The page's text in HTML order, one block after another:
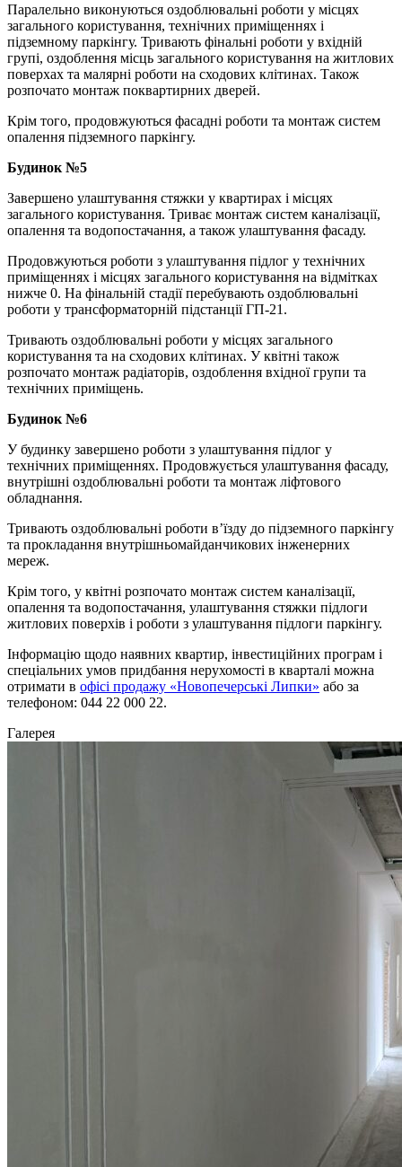
Паралельно виконуються оздоблювальні роботи у місцях
загального користування, технічних приміщеннях і
підземному паркінгу. Тривають фінальні роботи у вхідній
групі, оздоблення місць загального користування на житлових
поверхах та малярні роботи на сходових клітинах. Також
розпочато монтаж поквартирних дверей.
Крім того, продовжуються фасадні роботи та монтаж систем
опалення підземного паркінгу.
Будинок №5
Завершено улаштування стяжки у квартирах і місцях
загального користування. Триває монтаж систем каналізації,
опалення та водопостачання, а також улаштування фасаду.
Продовжуються роботи з улаштування підлог у технічних
приміщеннях і місцях загального користування на відмітках
нижче 0. На фінальній стадії перебувають оздоблювальні
роботи у трансформаторній підстанції ГП-21.
Тривають оздоблювальні роботи у місцях загального
користування та на сходових клітинах. У квітні також
розпочато монтаж радіаторів, оздоблення вхідної групи та
технічних приміщень.
Будинок №6
У будинку завершено роботи з улаштування підлог у
технічних приміщеннях. Продовжується улаштування фасаду,
внутрішні оздоблювальні роботи та монтаж ліфтового
обладнання.
Тривають оздоблювальні роботи в’їзду до підземного паркінгу
та прокладання внутрішньомайданчикових інженерних
мереж.
Крім того, у квітні розпочато монтаж систем каналізації,
опалення та водопостачання, улаштування стяжки підлоги
житлових поверхів і роботи з улаштування підлоги паркінгу.
Інформацію щодо наявних квартир, інвестиційних програм і
спеціальних умов придбання нерухомості в кварталі можна
отримати в офісі продажу «Новопечерські Липки» або за
телефоном: 044 22 000 22.
Галерея